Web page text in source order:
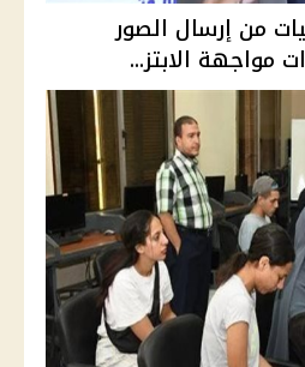
من إرسال الصور
مواجهة الابتز...